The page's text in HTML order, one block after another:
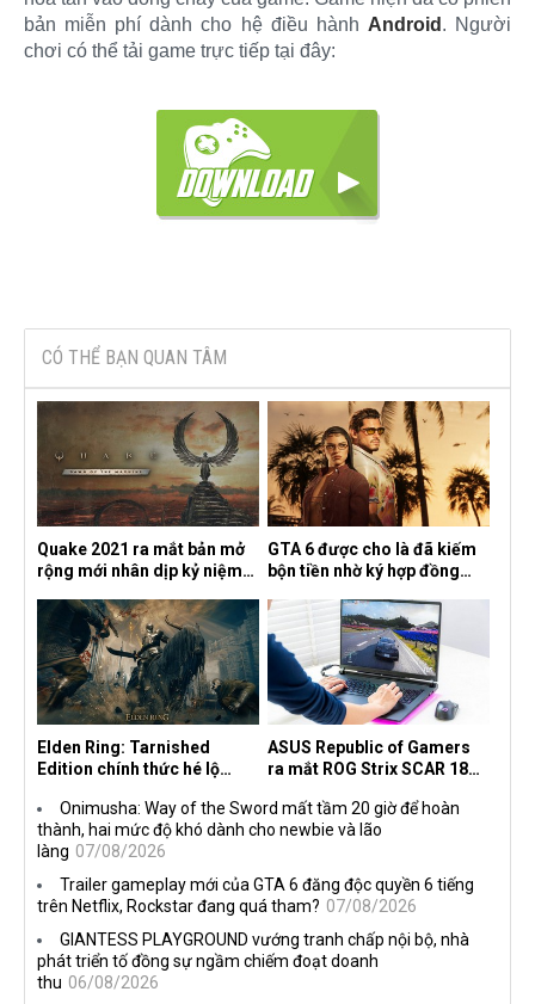
bản miễn phí dành cho hệ điều hành Android . Người
chơi có thể tải game trực tiếp tại đây:
CÓ THỂ BẠN QUAN TÂM
Quake 2021 ra mắt bản mở
rộng mới nhân dịp kỷ niệm
the Machine
GTA 6 được cho là đã kiếm
bộn tiền nhờ ký hợp đồng
Elden Ring: Tarnished
Edition chính thức hé lộ
ASUS Republic of Gamers
ra mắt ROG Strix SCAR 18
Onimusha: Way of the Sword mất tầm 20 giờ để hoàn
thành, hai mức độ khó dành cho newbie và lão
làng 07/08/2026
Trailer gameplay mới của GTA 6 đăng độc quyền 6 tiếng
trên Netflix, Rockstar đang quá tham? 07/08/2026
GIANTESS PLAYGROUND vướng tranh chấp nội bộ, nhà
phát triển tố đồng sự ngầm chiếm đoạt doanh
thu 06/08/2026